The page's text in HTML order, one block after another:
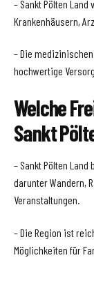
– Sankt Pölten
Krankenhäusern,
– Die
hochwertige
Welche
Sankt
– Sankt Pölten
darunter Wandern,
Veranstaltungen.
– Die Region ist
Möglichkeiten für